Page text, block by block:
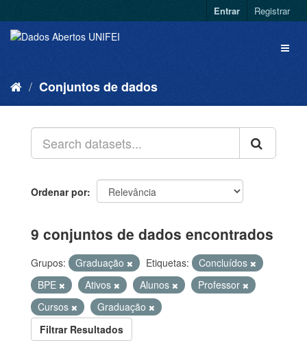
Entrar Registrar
Conjuntos de dados
Ordenar por
9 conjuntos de dados encontrados
Grupos: Graduação Etiquetas:
Concluídos
BPE
Ativos Alunos
Professor
Cursos
Graduação
Filtrar Resultados